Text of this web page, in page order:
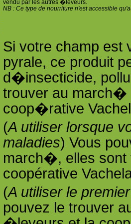
vendu par les autres �leveurs.
NB : Ce type de nourriture n'est accessible
Si votre champ est
pyrale, ce produit
d�insecticide,
trouver au march�
coop�rative
(A utiliser lorsque
maladies) Vous
march�, elles sont
coopérative
(A utiliser le
pouvez le trouver